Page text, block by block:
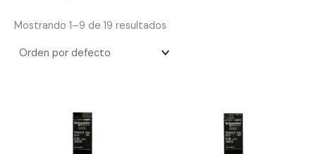
Mostrando 1–9 de 19 resultados